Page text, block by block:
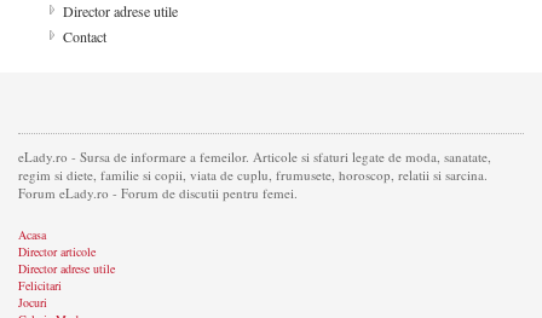
Director adrese utile
Contact
eLady.ro - Sursa de informare a femeilor. Articole si sfaturi legate de moda, sanatate,
regim si diete, familie si copii, viata de cuplu, frumusete, horoscop, relatii si sarcina.
Forum eLady.ro - Forum de discutii pentru femei.
Acasa
Director articole
Director adrese utile
Felicitari
Jocuri